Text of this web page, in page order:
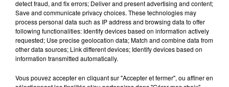
EN TÉLÉCHARGEANT L'APPLICATION MOBILE
RCA
LA RÉDACTION Voir toute l'équipe RCA
detect fraud, and fix errors; Deliver and present advertising and content;
Save and communicate privacy choices. These technologies may
process personal data such as IP address and browsing data to offer
following functionalities: Identify devices based on information actively
requested; Use precise geolocation data; Match and combine data from
other data sources; Link different devices; Identify devices based on
information transmitted automatically.
Vous pouvez accepter en cliquant sur "Accepter et fermer", ou affiner en